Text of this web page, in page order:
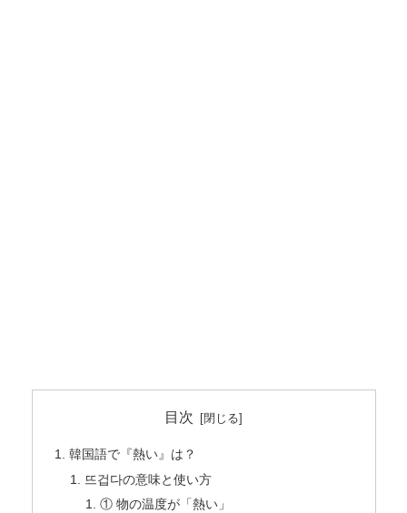
目次
韓国語で『熱い』は？
뜨겁다の意味と使い方
① 物の温度が「熱い」